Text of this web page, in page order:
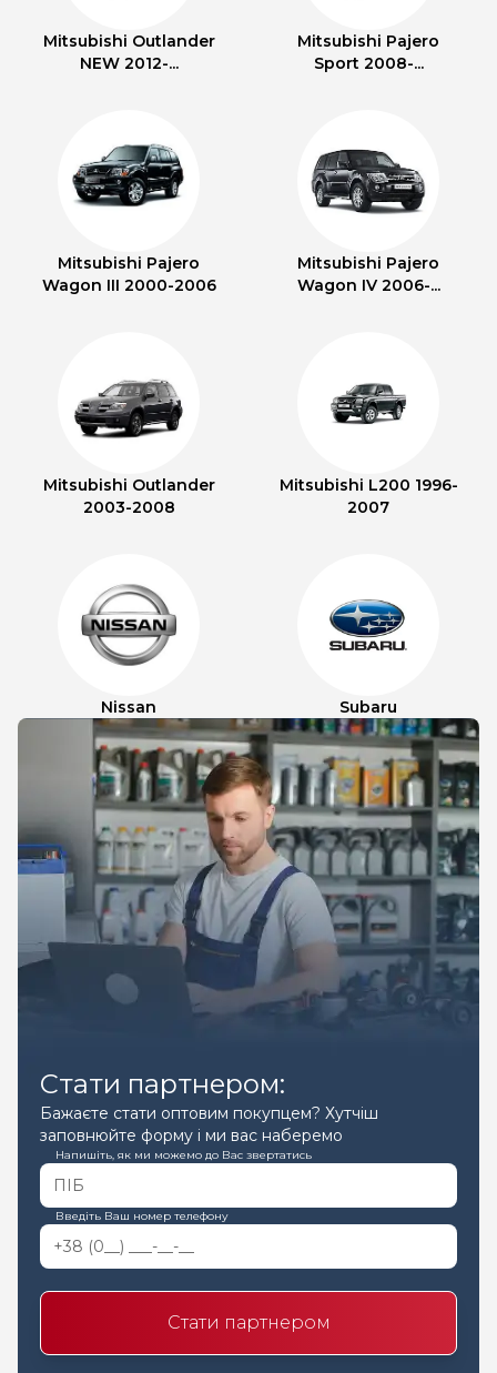
Mitsubishi Outlander
NEW 2012-...
Mitsubishi Pajero
Sport 2008-...
Mitsubishi Pajero
Wagon III 2000-2006
Mitsubishi Pajero
Wagon IV 2006-...
Mitsubishi Outlander
2003-2008
Mitsubishi L200 1996-
2007
Nissan Subaru
Стати партнером:
Бажаєте стати оптовим покупцем? Хутчіш
заповнюйте форму і ми вас наберемо
Напишіть, як ми можемо до Вас звертатись
Введіть Ваш номер телефону
Стати партнером